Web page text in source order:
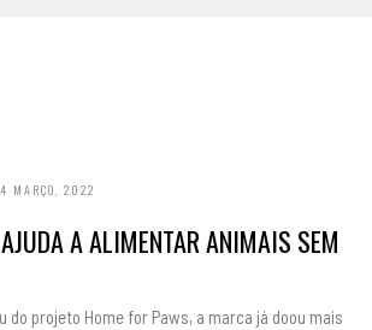
MARÇO, 2022
A ALIMENTAR ANIMAIS SEM
do projeto Home for Paws, a marca já doou mais